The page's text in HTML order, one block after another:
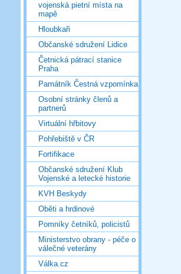
vojenská pietní místa na
mapě
Hloubkaři
Občanské sdružení Lidice
Četnická pátrací stanice
Praha
Památník Čestná vzpomínka
Osobní stránky členů a
partnerů
Virtuální hřbitovy
Pohřebiště v ČR
Fortifikace
Občanské sdružení Klub
Vojenské a letecké historie
KVH Beskydy
Oběti a hrdinové
Pomníky četníků, policistů
Ministerstvo obrany - péče o
válečné veterány
Válka.cz